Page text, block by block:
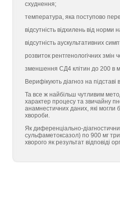
схуднення;
температура, яка поступово
відсутність відхилень від
відсутність аускультативних
розвиток рентгенологічних змін
зменшення СД4 клітин до 200 в
Верифікують діагноз на
Та все ж найбільш чутливим
характер процесу та звичайну
анамнестичних даних, які могли б
хвороби.
Як диференціально-
сульфаметоксазол) по 900 мг
хворого як результат відповіді